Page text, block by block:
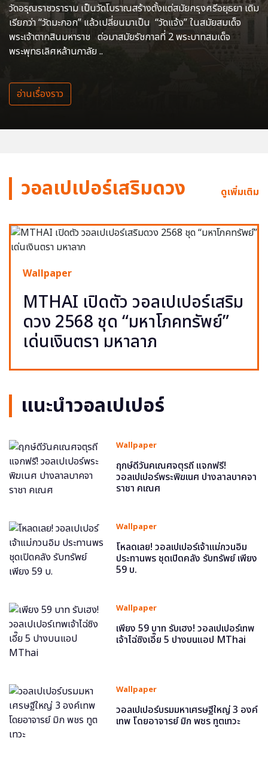
วัดอรุณราชวราราม เป็นวัดโบราณสร้างตั้งแต่สมัยกรุงศรีอยุธยา เดิม
เรียกว่า “วัดมะกอก” แล้วเปลี่ยนมาเป็น “วัดแจ้ง” ในสมัยสมเด็จ
พระเจ้าตากสินมหาราช ต่อมาสมัยรัชกาลที่ 2 พระบาทสมเด็จ
พระพุทธเลิศหล้านภาลัย ..
อ่านเรื่องราว
วอลเปเปอร์เสริมดวง ดูเพิ่มเติม
Wallpaper
MTHAI เปิดตัว วอลเปเปอร์เสริม
ดวง 2568 ชุด “มหาโภคทรัพย์”
เด่นเงินตรา มหาลาภ
แนะนำวอลเปเปอร์
Wallpaper
ฤกษ์ดีวันคเณศจตุรถี แจกฟรี!
วอลเปเปอร์พระพิฆเนศ ปางลาลบาคจา
ราชา คเณศ
Wallpaper
โหลดเลย! วอลเปเปอร์เจ้าแม่กวนอิม
ประทานพร ชุดเปิดคลัง รับทรัพย์ เพียง
59 บ.
Wallpaper
เพียง 59 บาท รับเฮง! วอลเปเปอร์เทพ
เจ้าไฉ่ซิงเอี๊ย 5 ปางบนแอป MThai
Wallpaper
วอลเปเปอร์บรมมหาเศรษฐีใหญ่ 3 องค์
เทพ โดยอาจารย์ มิก พชร ทูตเทวะ